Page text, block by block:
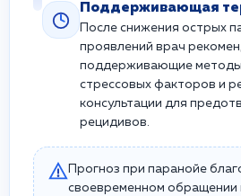
Поддерживающая
После снижения острых
проявлений врач
поддерживающие методы
стрессовых факторов и
консультации для
рецидивов.
Прогноз при паранойе
своевременном обращении